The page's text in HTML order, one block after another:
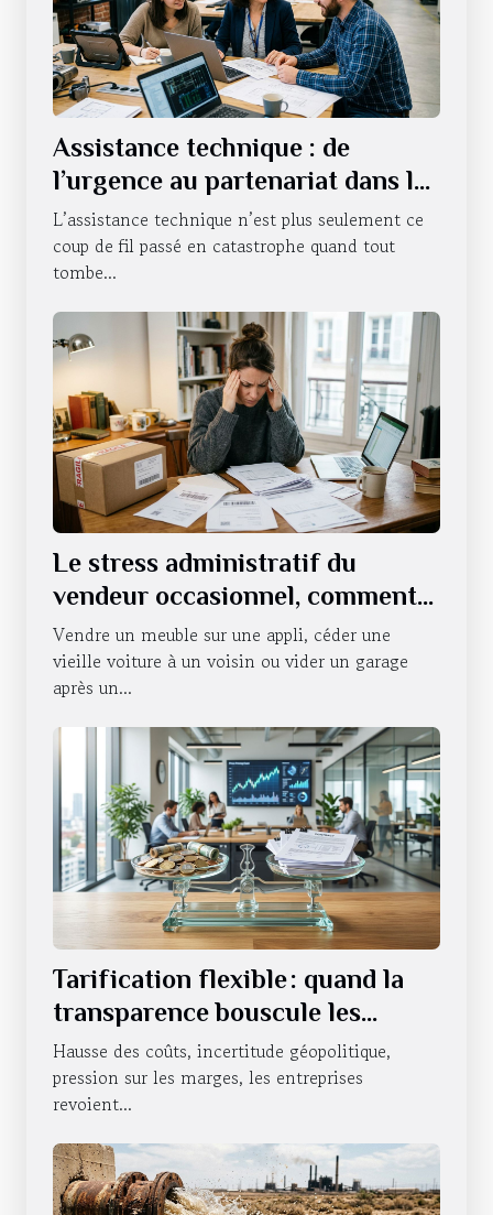
Assistance technique : de
l’urgence au partenariat dans la
durée
L’assistance technique n’est plus seulement ce
coup de fil passé en catastrophe quand tout
tombe...
Le stress administratif du
vendeur occasionnel, comment
s’en défaire ?
Vendre un meuble sur une appli, céder une
vieille voiture à un voisin ou vider un garage
après un...
Tarification flexible : quand la
transparence bouscule les
habitudes des entreprises
Hausse des coûts, incertitude géopolitique,
pression sur les marges, les entreprises
revoient...